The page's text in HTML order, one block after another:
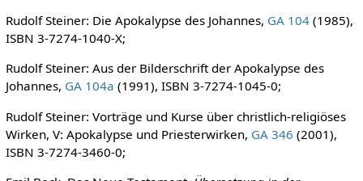
Rudolf Steiner: Die Apokalypse des Johannes, GA 104(1985),
ISBN 3-7274-1040-X;
Rudolf Steiner: Aus der Bilderschrift der Apokalypse des
Johannes, GA 104a (1991), ISBN 3-7274-1045-0;
Rudolf Steiner: Vorträge und Kurse über christlich-religiöses
Wirken, V: Apokalypse und Priesterwirken, GA 346 (2001),
ISBN 3-7274-3460-0;